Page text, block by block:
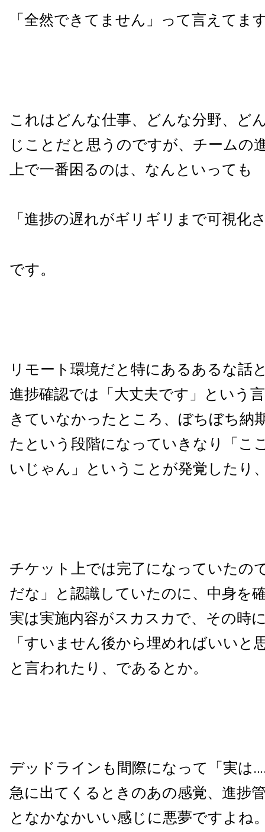
「全然できてません」って言えてま
これはどんな仕事、どんな分野、ど
じことだと思うのですが、チームの
上で一番困るのは、なんといっても
「進捗の遅れがギリギリまで可視化
です。
リモート環境だと特にあるあるな話
進捗確認では「大丈夫です」という
きていなかったところ、ぼちぼち納
たという段階になっていきなり「こ
いじゃん」ということが発覚したり
チケット上では完了になっていたの
だな」と認識していたのに、中身を
実は実施内容がスカスカで、その時
「すいません後から埋めればいいと
と言われたり、であるとか。
デッドラインも間際になって「実は
急に出てくるときのあの感覚、進捗
となかなかいい感じに悪夢ですよね